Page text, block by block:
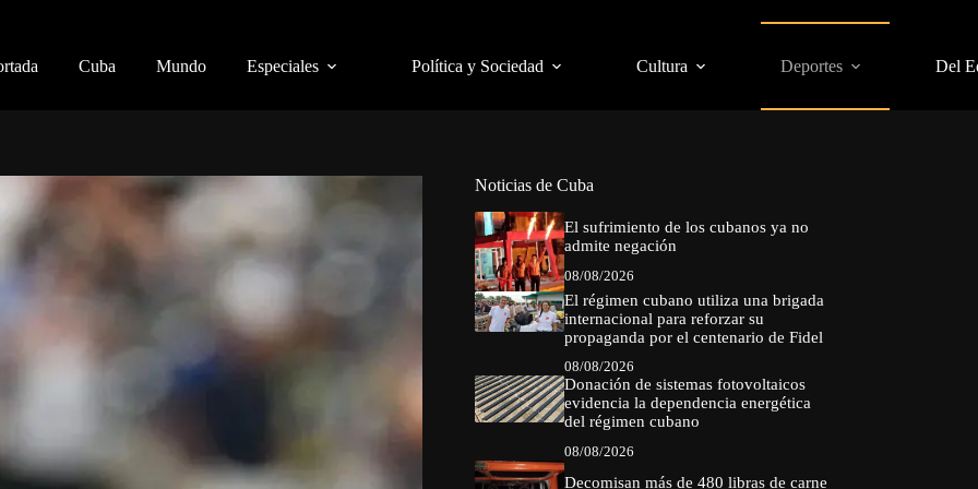
Cuba Mundo Especiales Política y Sociedad Cultura Deportes Del
Noticias de Cuba
El sufrimiento de los cubanos ya no
admite negación
08/08/2026
El régimen cubano utiliza una brigada
internacional para reforzar su
propaganda por el centenario de Fidel
08/08/2026
Donación de sistemas fotovoltaicos
evidencia la dependencia energética
del régimen cubano
08/08/2026
Decomisan más de 480 libras de carne